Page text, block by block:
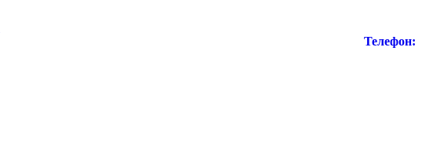
Телефон: